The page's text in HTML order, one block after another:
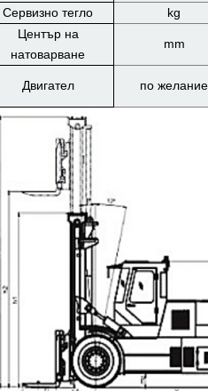
Сервизно тегло kg
Център на
натоварване
mm
Двигател по желание